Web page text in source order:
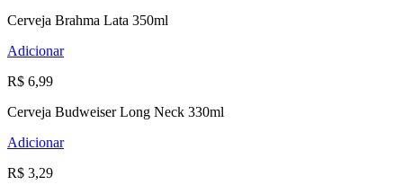
Cerveja Brahma Lata 350ml
Adicionar
R$ 6,99
Cerveja Budweiser Long Neck 330ml
Adicionar
R$ 3,29